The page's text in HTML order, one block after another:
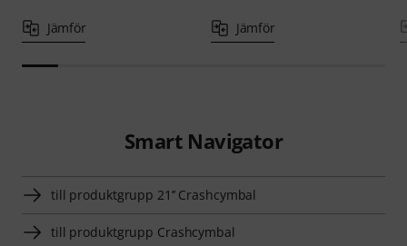
Jämför Jämför
Smart Navigator
till produktgrupp 21’’ Crashcymbal
till produktgrupp Crashcymbal